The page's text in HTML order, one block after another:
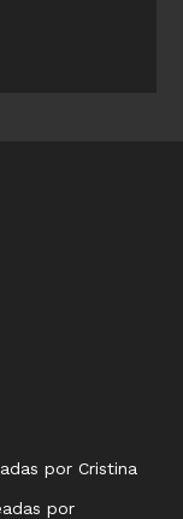
por Cristina
por